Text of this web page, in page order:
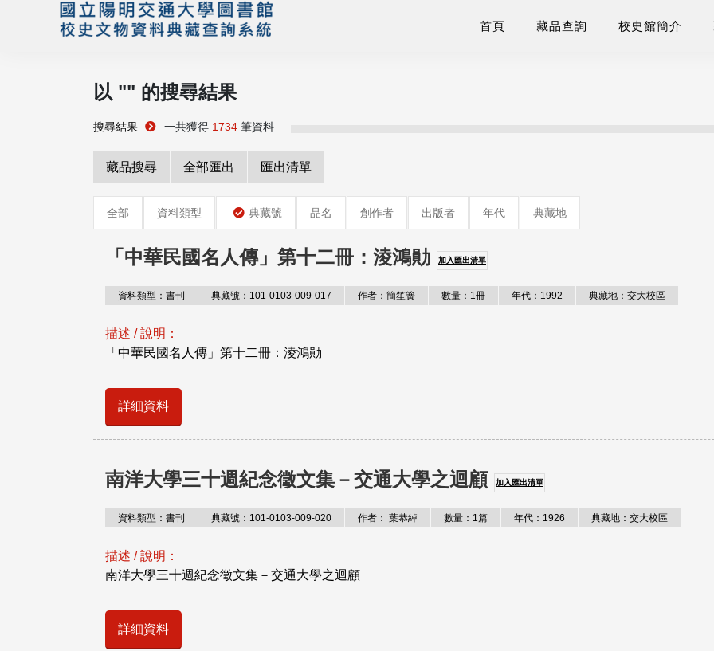
首頁 藏品查詢 校史館簡介
以 "" 的搜尋結果
搜尋結果 一共獲得 1734 筆資料
藏品搜尋 全部匯出 匯出清單
全部 資料類型 典藏號 品名 創作者 出版者 年代 典藏地
「中華民國名人傳」第十二冊：淩鴻勛 加入匯出清單
資料類型：書刊 典藏號：101-0103-009-017 作者：簡笙簧 數量：1冊 年代：1992 典藏地：交大校區
描述 / 說明：
「中華民國名人傳」第十二冊：淩鴻勛
詳細資料
南洋大學三十週紀念徵文集－交通大學之迴顧 加入匯出清單
資料類型：書刊 典藏號：101-0103-009-020 作者： 葉恭綽 數量：1篇 年代：1926 典藏地：交大校區
描述 / 說明：
南洋大學三十週紀念徵文集－交通大學之迴顧
詳細資料